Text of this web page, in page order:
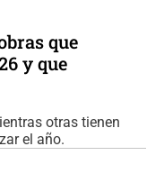
que
y que
otras tienen
el año.